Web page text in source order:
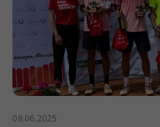
08.06.2025